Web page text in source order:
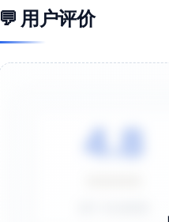
💬 用户评价
4.8